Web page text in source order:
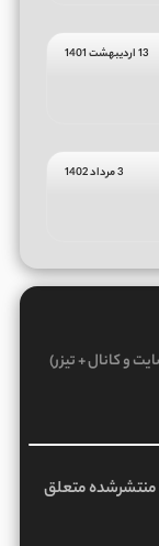
13 اردیبهشت 1401
3 مرداد 1402
و کانال + تیزر)
متعلق